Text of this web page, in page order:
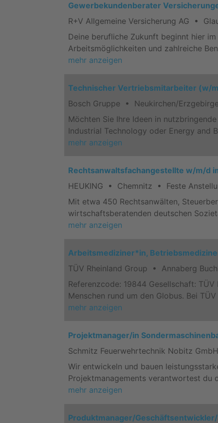
Gewerbekundenberater
R+V Allgemeine Versicherung AG •
Deine berufliche Zukunft beginnt hier
Arbeitsmöglichkeiten und zahlreiche
mehr anzeigen
Technischer Vertriebsmitarbeiter (w/
Bosch Gruppe • Neukirchen/
Möchten Sie Ihre Ideen in
Industrial Technology oder Energy and
mehr anzeigen
Rechtsanwaltsfachangestellte w/m/d
HEUKING • Chemnitz • Feste
Mit etwa 450 Rechtsanwälten,
wirtschaftsberatenden deutschen
mehr anzeigen
Arbeitsmediziner*in,
TÜV Rheinland Group • Annaberg
Referenzcode: 19844 Gesellschaft:
Menschen rund um den Globus. Bei
mehr anzeigen
Projektmanager/in
Schmitz Feuerwehrtechnik Nobitz
Wir entwickeln und bauen
Projektmanagements verantwortest du
mehr anzeigen
Produktmanager/